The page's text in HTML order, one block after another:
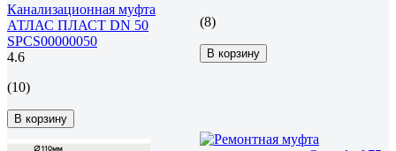
Канализационная муфта
АТЛАС ПЛАСТ DN 50
SPCS00000050
4.6
(10)
В корзину
(8)
В корзину